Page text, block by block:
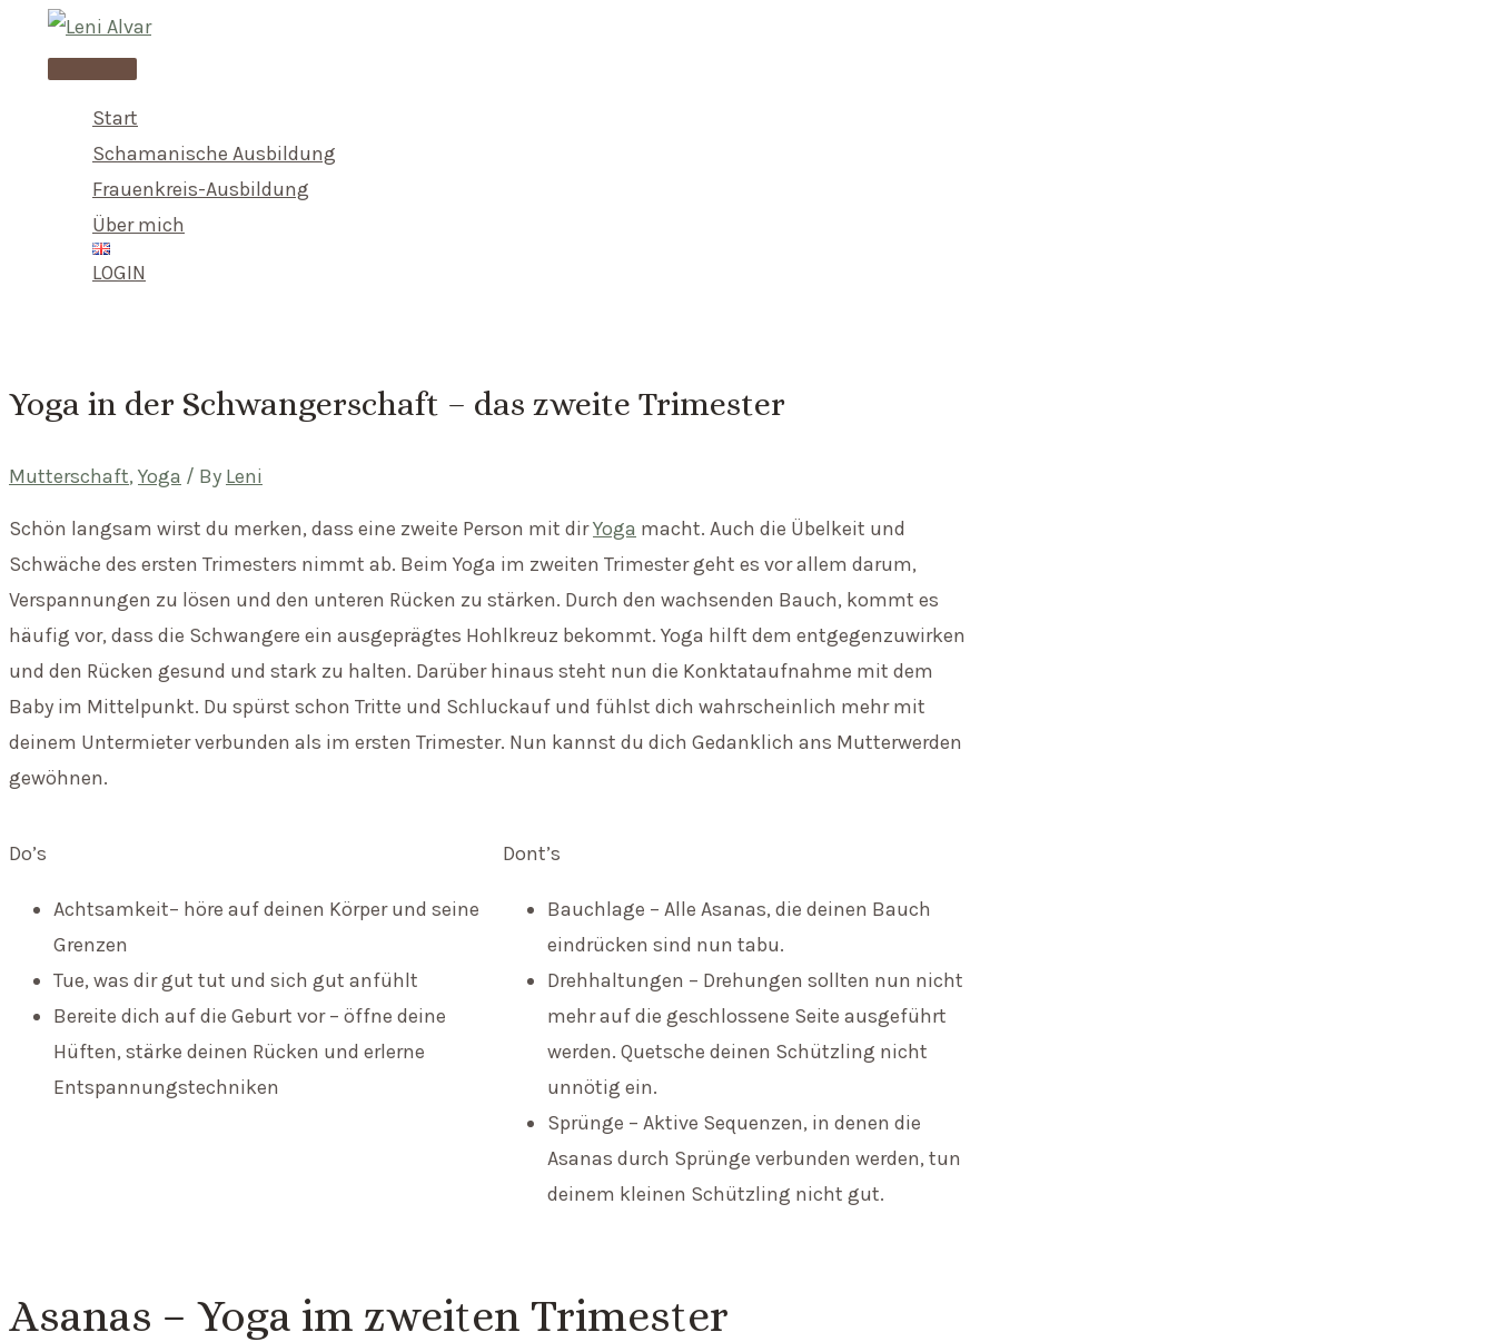
Main
Start
Schamanische Ausbildung
Frauenkreis-Ausbildung
Über mich
LOGIN
Yoga in der Schwangerschaft – das zweite Trimester
Mutterschaft, Yoga / By Leni
Schön langsam wirst du merken, dass eine zweite Person mit dirYoga macht. Auch die Übelkeit und
Schwäche des ersten Trimesters nimmt ab. Beim Yoga im zweiten Trimester geht es vor allem darum,
Verspannungen zu lösen und den unteren Rücken zu stärken. Durch den wachsenden Bauch, kommt es
häufig vor, dass die Schwangere ein ausgeprägtes Hohlkreuz bekommt. Yoga hilft dem entgegenzuwirken
und den Rücken gesund und stark zu halten. Darüber hinaus steht nun die Konktataufnahme mit dem
Baby im Mittelpunkt. Du spürst schon Tritte und Schluckauf und fühlst dich wahrscheinlich mehr mit
deinem Untermieter verbunden als im ersten Trimester. Nun kannst du dich Gedanklich ans Mutterwerden
gewöhnen.
Do’s
Achtsamkeit– höre auf deinen Körper und seine
Grenzen
Tue, was dir gut tut und sich gut anfühlt
Bereite dich auf die Geburt vor – öffne deine
Hüften, stärke deinen Rücken und erlerne
Entspannungstechniken
Dont’s
Bauchlage – Alle Asanas, die deinen Bauch
eindrücken sind nun tabu.
Drehhaltungen – Drehungen sollten nun nicht
mehr auf die geschlossene Seite ausgeführt
werden. Quetsche deinen Schützling nicht
unnötig ein.
Sprünge – Aktive Sequenzen, in denen die
Asanas durch Sprünge verbunden werden, tun
deinem kleinen Schützling nicht gut.
Asanas – Yoga im zweiten Trimester